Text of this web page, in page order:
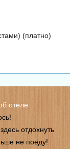
(платно)
отеле
отдохнуть
не поеду!